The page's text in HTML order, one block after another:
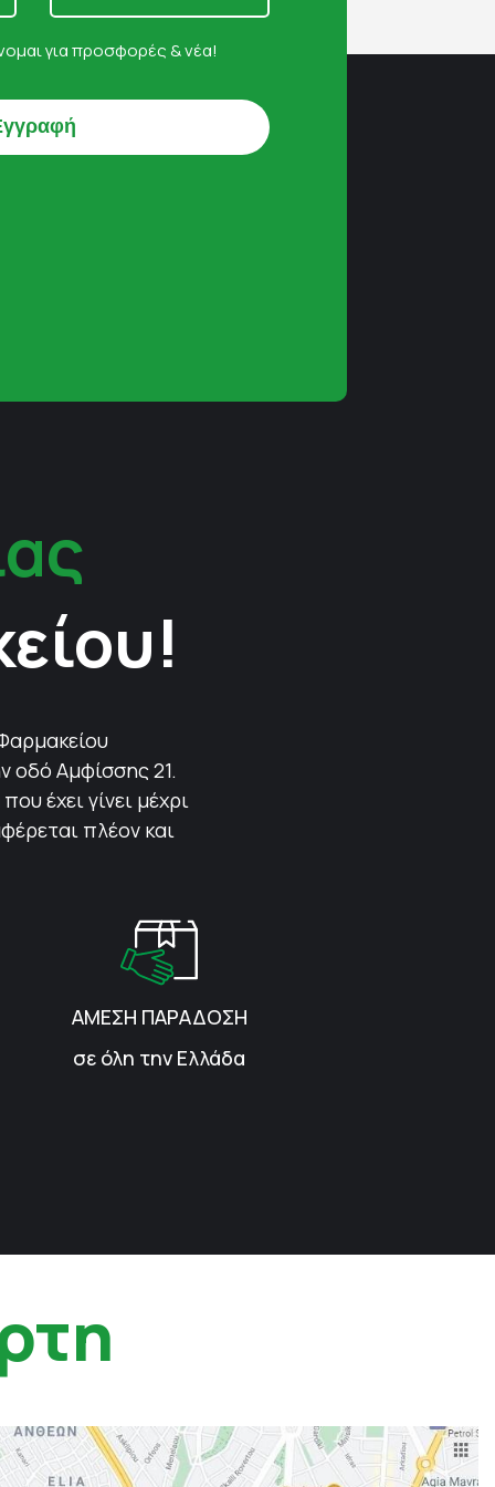
για προσφορές & νέα!
οδό Αμφίσσης 21.
έχει γίνει μέχρι
πλέον και
ΑΜΕΣΗ ΠΑΡΑΔΟΣΗ
σε όλη την Ελλάδα